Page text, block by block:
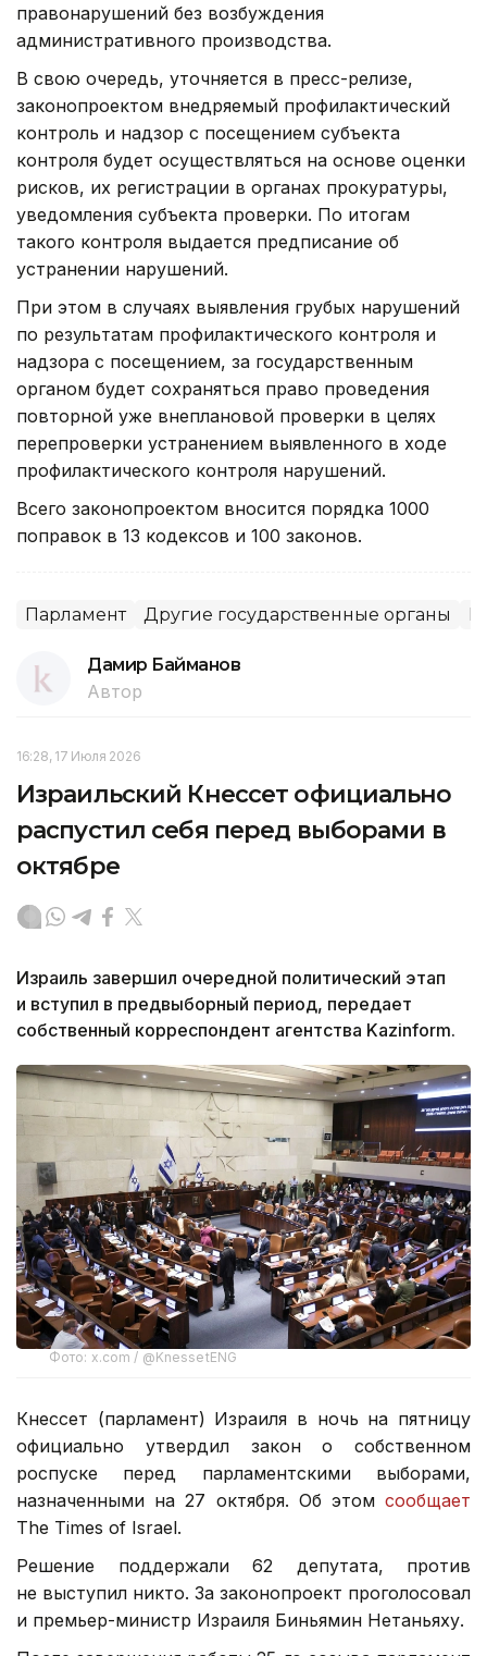
правонарушений без возбуждения
административного производства.
В свою очередь, уточняется в пресс-релизе,
законопроектом внедряемый профилактический
контроль и надзор с посещением субъекта
контроля будет осуществляться на основе оценки
рисков, их регистрации в органах прокуратуры,
уведомления субъекта проверки. По итогам
такого контроля выдается предписание об
устранении нарушений.
При этом в случаях выявления грубых нарушений
по результатам профилактического контроля и
надзора с посещением, за государственным
органом будет сохраняться право проведения
повторной уже внеплановой проверки в целях
перепроверки устранением выявленного в ходе
профилактического контроля нарушений.
Всего законопроектом вносится порядка 1000
поправок в 13 кодексов и 100 законов.
Парламент Другие государственные органы
Дамир Байманов
Автор
16:28, 17 Июля 2026
Израильский Кнессет официально
распустил себя перед выборами в
октябре
Израиль завершил очередной политический этап
и вступил в предвыборный период, передает
собственный корреспондент агентства Kazinform.
Фото: x.com / @KnessetENG
Кнессет (парламент) Израиля в ночь на пятницу
официально утвердил закон о собственном
роспуске перед парламентскими выборами,
назначенными на 27 октября. Об этом сообщает
The Times of Israel.
Решение поддержали 62 депутата, против
не выступил никто. За законопроект проголосовал
и премьер-министр Израиля Биньямин Нетаньяху.